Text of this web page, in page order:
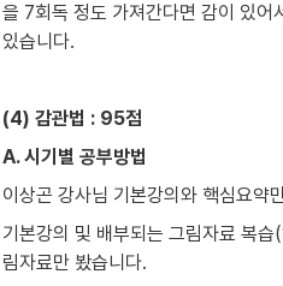
을 7회독 정도 가져간다면 감이 있어
있습니다.
(4) 감관법 : 95점
A. 시기별 공부방법
이상곤 강사님 기본강의와 핵심요약
기본강의 및 배부되는 그림자료 복
림자료만 봤습니다.